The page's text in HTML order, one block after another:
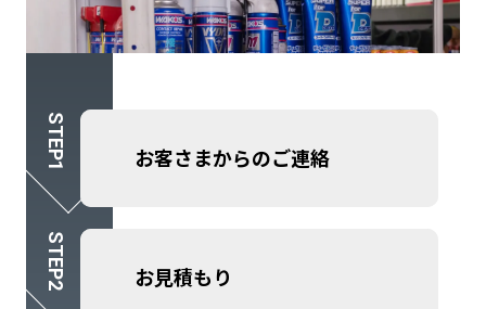
お客さまからのご連絡
お見積もり